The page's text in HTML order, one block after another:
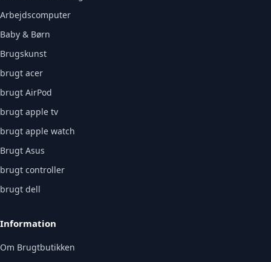
Arbejdscomputer
Baby & Børn
Brugskunst
brugt acer
brugt AirPod
brugt apple tv
brugt apple watch
Brugt Asus
brugt controller
brugt dell
Information
Om Brugtbutikken